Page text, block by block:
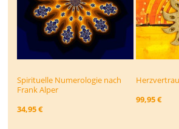
Spirituelle Numerologie nach
Frank Alper
34,95 €
99,95 €